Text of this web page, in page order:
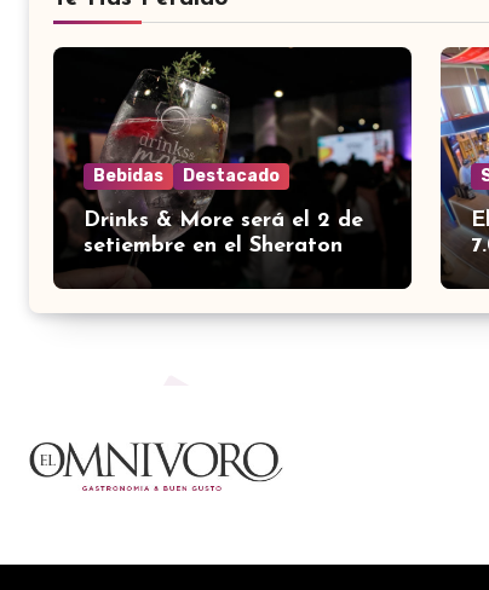
Bebidas Destacado
Drinks & More será el 2 de
setiembre en el Sheraton